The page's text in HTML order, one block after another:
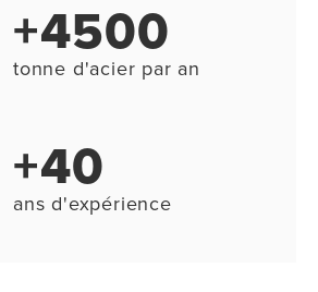
+4500
tonne d'acier par an
+40
ans d'expérience